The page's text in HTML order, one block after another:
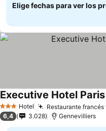
Elige fechas para ver los
3 Estrellas
Hotel Restaurante
Executive Hotel
6,4 3.028 Gennevilliers